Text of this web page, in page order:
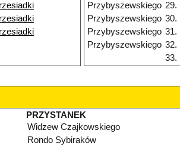
Przybyszewskiego 29.
Przybyszewskiego 30.
Przybyszewskiego 31.
Przybyszewskiego 32.
33.
PRZYSTANEK
Widzew Czajkowskiego
Rondo Sybiraków